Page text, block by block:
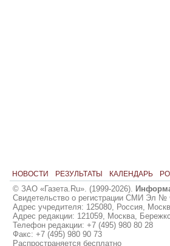
НОВОСТИ РЕЗУЛЬТАТЫ КАЛЕНДАРЬ
© ЗАО «Газета.Ru». (1999-2026).
Свидетельство о регистрации СМИ Эл №
Адрес учредителя: 125080, Россия,
Адрес редакции: 121059, Москва,
Телефон редакции: +7 (495) 980 80 28
Факс: +7 (495) 980 90 73
Распространяется бесплатно